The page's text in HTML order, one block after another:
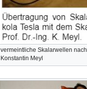
vermeintliche Skalarwellen nach
Konstantin Meyl